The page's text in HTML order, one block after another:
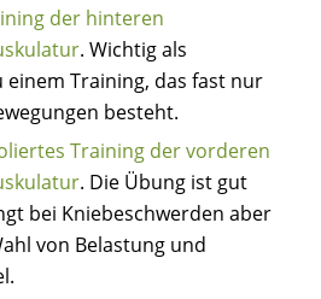
der hinteren
. Wichtig als
einem Training, das fast nur
besteht.
Training der vorderen
. Die Übung ist gut
bei Kniebeschwerden aber
von Belastung und